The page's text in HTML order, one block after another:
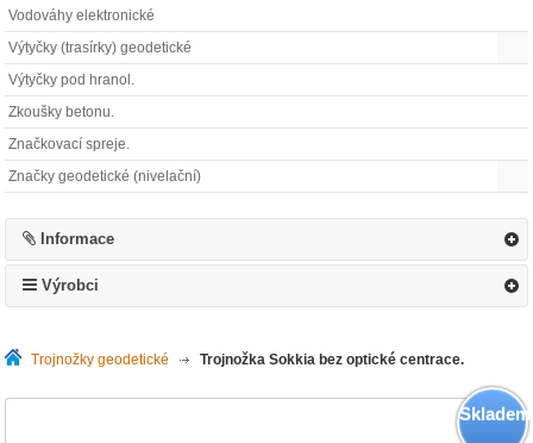
Vodováhy elektronické
Výtyčky (trasírky) geodetické
Výtyčky pod hranol.
Zkoušky betonu.
Značkovací spreje.
Značky geodetické (nivelační)
Informace
Výrobci
Trojnožky geodetické >Trojnožka Sokkia bez optické centrace.
Skladem